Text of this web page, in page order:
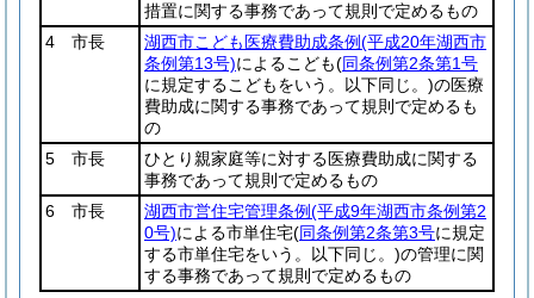
措置に関する事務であって規則で定めるもの
4 市長
湖西市こども医療費助成条例(平成20年湖西市
条例第13号)によるこども(同条例第2条第1号
に規定するこどもをいう。以下同じ。)の医療
費助成に関する事務であって規則で定めるも
の
5 市長
ひとり親家庭等に対する医療費助成に関する
事務であって規則で定めるもの
6 市長
湖西市営住宅管理条例(平成9年湖西市条例第2
0号)による市単住宅(同条例第2条第3号に規定
する市単住宅をいう。以下同じ。)の管理に関
する事務であって規則で定めるもの